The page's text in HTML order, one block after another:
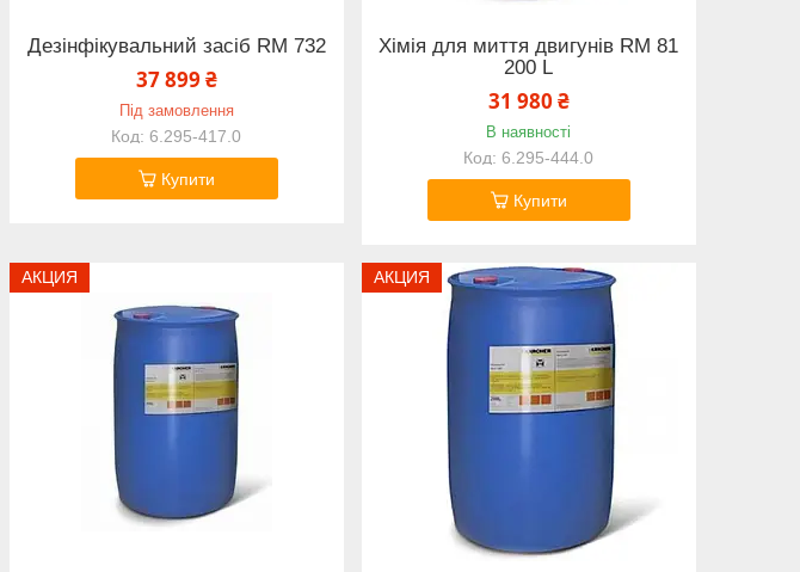
Дезінфікувальний засіб RM 732
37 899 ₴
Під замовлення
6.295-417.0
Купити
Хімія для миття двигунів RM 81
200 L
31 980 ₴
В наявності
6.295-444.0
Купити
АКЦИЯ АКЦИЯ